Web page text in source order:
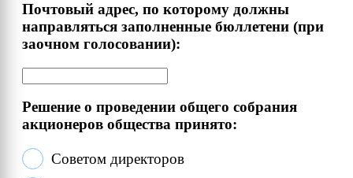
Почтовый адрес, по которому должны
направляться заполненные бюллетени (при
заочном голосовании):
Решение о проведении общего собрания
акционеров общества принято:
Советом директоров